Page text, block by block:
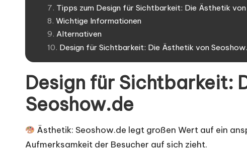
Tipps zum Design für Sichtbarkeit: Die Ästhetik
Wichtige Informationen
Alternativen
Design für Sichtbarkeit: Die Ästhetik von
Design für Sichtbarkeit:
Seoshow.de
Ästhetik: Seoshow.de legt großen Wert auf ein
Aufmerksamkeit der Besucher auf sich zieht.